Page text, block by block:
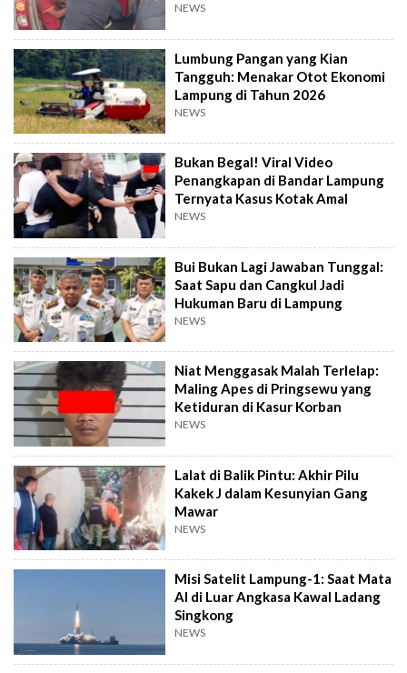
NEWS
Lumbung Pangan yang Kian
Tangguh: Menakar Otot Ekonomi
Lampung di Tahun 2026
NEWS
Bukan Begal! Viral Video
Penangkapan di Bandar Lampung
Ternyata Kasus Kotak Amal
NEWS
Bui Bukan Lagi Jawaban Tunggal:
Saat Sapu dan Cangkul Jadi
Hukuman Baru di Lampung
NEWS
Niat Menggasak Malah Terlelap:
Maling Apes di Pringsewu yang
Ketiduran di Kasur Korban
NEWS
Lalat di Balik Pintu: Akhir Pilu
Kakek J dalam Kesunyian Gang
Mawar
NEWS
Misi Satelit Lampung-1: Saat Mata
AI di Luar Angkasa Kawal Ladang
Singkong
NEWS